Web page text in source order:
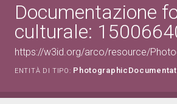
Documentazione
culturale:
https://w3id.org/arco/resource/
ENTITÀ DI TIPO: